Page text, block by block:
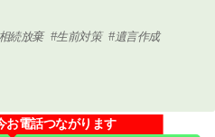
続放棄 生前対策 遺言作成
お電話つながります